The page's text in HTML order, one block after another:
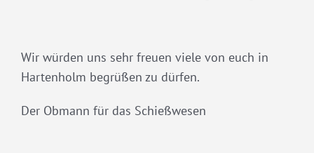
Wir würden uns sehr freuen viele von euch in
Hartenholm begrüßen zu dürfen.
Der Obmann für das Schießwesen